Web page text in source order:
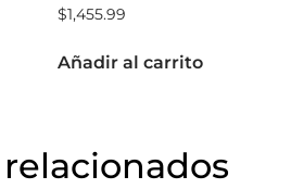
$1,455.99
Añadir al carrito